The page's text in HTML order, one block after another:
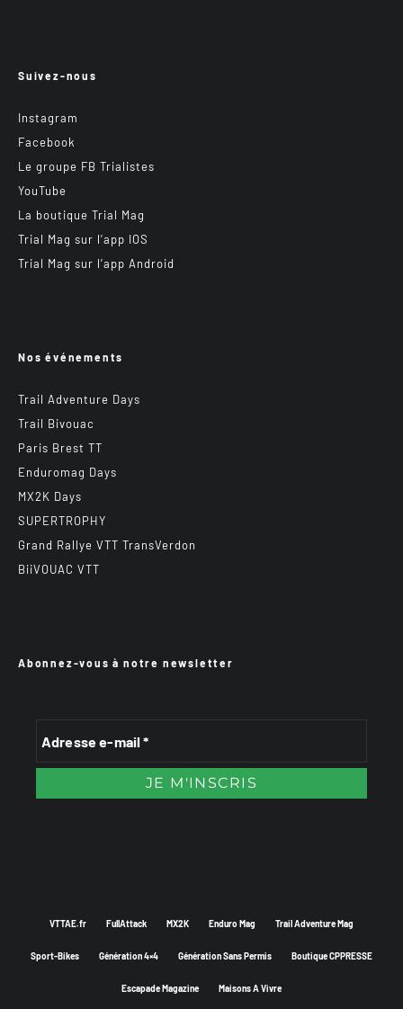
Suivez-nous
Instagram
Facebook
Le groupe FB Trialistes
YouTube
La boutique Trial Mag
Trial Mag sur l’app IOS
Trial Mag sur l’app Android
Nos événements
Trail Adventure Days
Trail Bivouac
Paris Brest TT
Enduromag Days
MX2K Days
SUPERTROPHY
Grand Rallye VTT TransVerdon
BiiVOUAC VTT
Abonnez-vous à notre newsletter
VTTAE.fr FullAttack MX2K Enduro Mag Trail Adventure Mag
Sport-Bikes Génération 4×4 Génération Sans Permis Boutique CPPRESSE
Escapade Magazine Maisons A Vivre